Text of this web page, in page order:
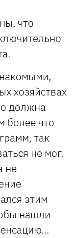
что
хозяйствах
должна
более что
так
не мог.
не
этим
нашли